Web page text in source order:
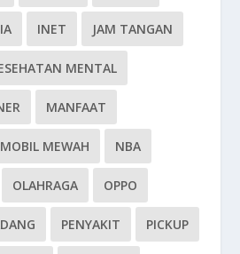
INET JAM TANGAN
MENTAL
MANFAAT
MOBIL MEWAH NBA
OLAHRAGA OPPO
PENYAKIT PICKUP